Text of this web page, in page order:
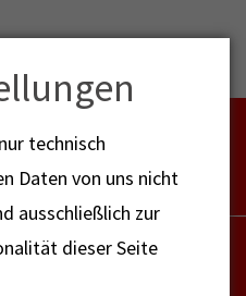
Menu
RETTUNGSDIENST
technisch
Daten von uns nicht
ausschließlich zur
dieser Seite